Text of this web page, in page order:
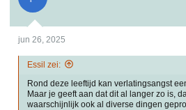
jun 26, 2025
Essil zei:
Rond deze leeftijd kan verlatingsangst
Maar je geeft aan dat dit al langer zo is,
waarschijnlijk ook al diverse dingen